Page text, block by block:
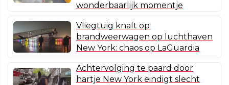
wonderbaarlijk momentje
Vliegtuig knalt op
brandweerwagen op luchthaven
New York: chaos op LaGuardia
Achtervolging te paard door
hartje New York eindigt slecht